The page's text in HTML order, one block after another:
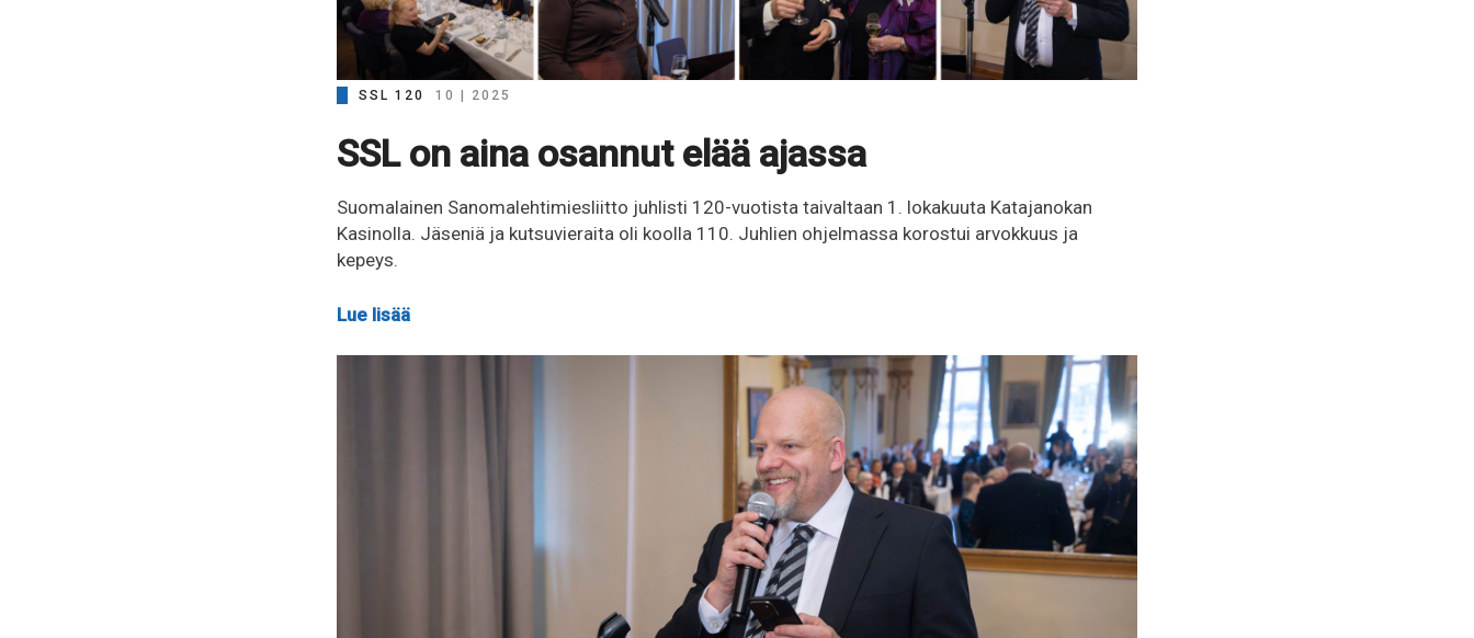
SSL 120 10 | 2025
SSL on aina osannut elää ajassa
Suomalainen Sanomalehtimiesliitto juhlisti 120-vuotista taivaltaan 1. lokakuuta Katajanokan
Kasinolla. Jäseniä ja kutsuvieraita oli koolla 110. Juhlien ohjelmassa korostui arvokkuus ja
kepeys.
Lue lisää